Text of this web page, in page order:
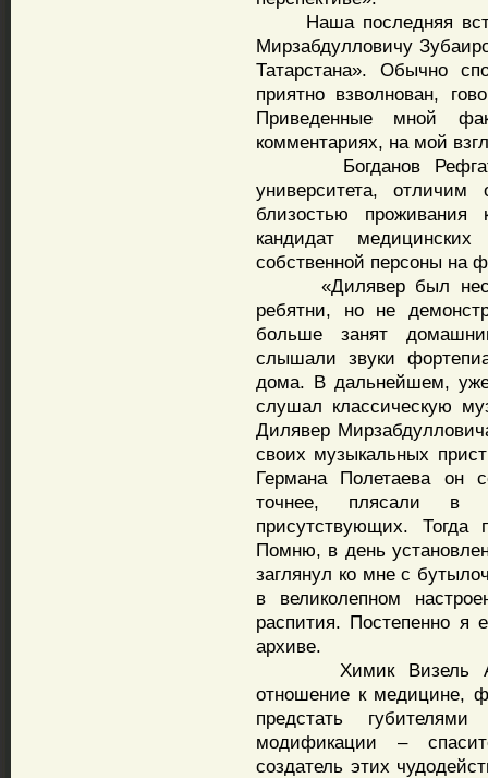
Наша последняя
Мирзабдулловичу
Татарстана». Обычно
приятно взволнован,
Приведенные мной
комментариях, на мой
Богданов Рефгат
университета,
близостью
кандидат
собственной персоны на
«Дилявер был
ребятни, но не
больше занят
слышали звуки
дома. В дальнейшем,
слушал классическую
Дилявер
своих музыкальных
Германа Полетаева он
точнее, плясали в
присутствующих.
Помню, в день
заглянул ко мне с
в великолепном
распития. Постепенно я
архиве.
Химик Визель
отношение к медицине,
предстать
модификации –
создатель этих